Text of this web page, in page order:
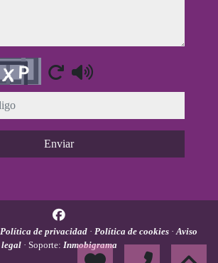
Enviar
Política de privacidad · Política de cookies ·Aviso
legal · Soporte: Inmobigrama